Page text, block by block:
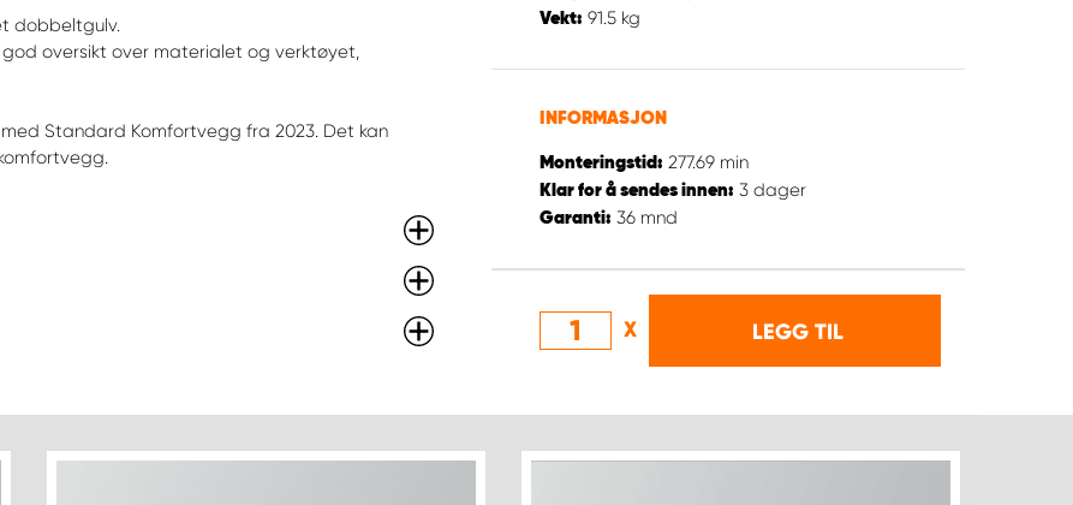
Vekt: 91.5 kg
INFORMASJON
Monteringstid: 277.69 min
Klar for å sendes innen: 3 dager
Garanti: 36 mnd
X LEGG TIL
dobbeltgulv.
oversikt over materialet og verktøyet,
Standard Komfortvegg fra 2023. Det kan